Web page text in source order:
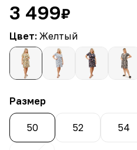
3 499₽
Цвет: Желтый
Размер
50 52 54